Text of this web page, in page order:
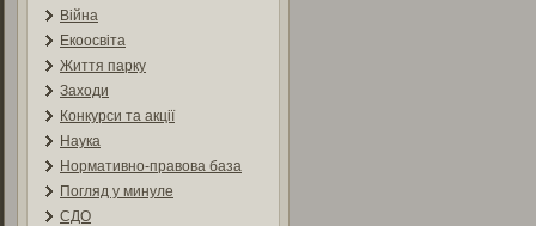
Війна
Екоосвіта
Життя парку
Заходи
Конкурси та акції
Наука
Нормативно-правова база
Погляд у минуле
СДО